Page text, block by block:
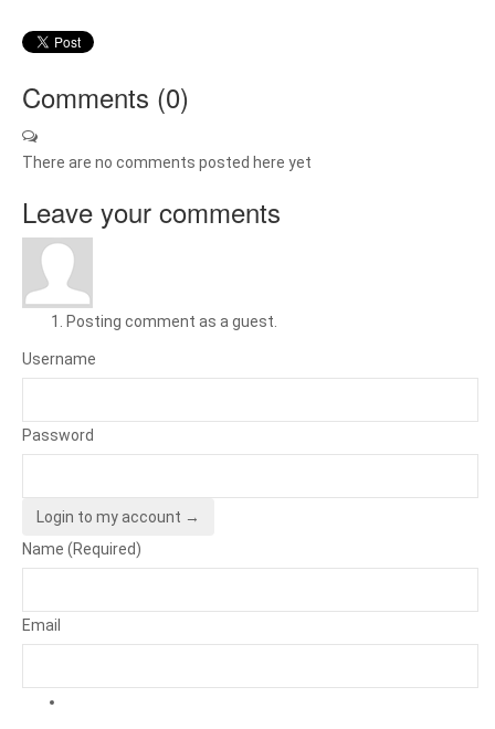
Comments (0)
There are no comments posted here yet
Leave your comments
Posting comment as a guest.
Username
Password
Login to my account →
Name (Required)
Email